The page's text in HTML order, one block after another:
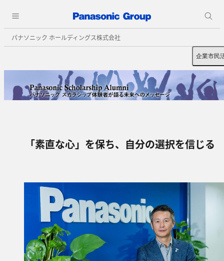
パナソニック ホールディングス株式会社
企業市民
「素直な心」を保ち、自分の選択を信じる